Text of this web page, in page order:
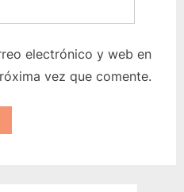
electrónico y web en
vez que comente.